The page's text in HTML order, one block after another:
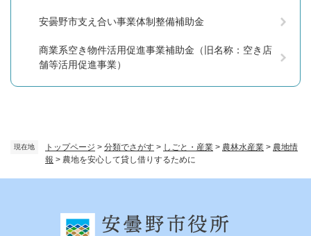
現在地 トップページ > 分類でさがす > しごと・産業 > 農林水産業 > 農地情
報 > 農地を安心して貸し借りするために
安曇野市支え合い事業体制整備補助金
商業系空き物件活用促進事業補助金（旧名称：空き店
舗等活用促進事業）